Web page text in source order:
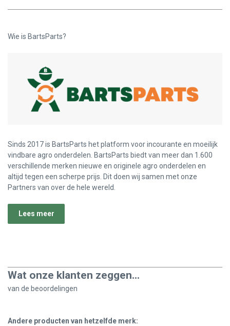
Wie is BartsParts?
Sinds 2017 is BartsParts het platform voor incourante en moeilijk
vindbare agro onderdelen. BartsParts biedt van meer dan 1.600
verschillende merken nieuwe en originele agro onderdelen en
altijd tegen een scherpe prijs. Dit doen wij samen met onze
Partners van over de hele wereld.
Lees meer
Wat onze klanten zeggen...
van de beoordelingen
Andere producten van hetzelfde merk: